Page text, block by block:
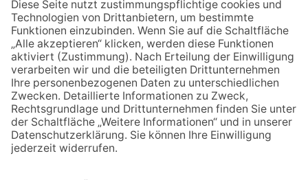
Sommerabend: Der Rettershof
lädt wieder zum Weinfest ein
06.08.2026
Hisamoto und Tölke begeistern
mit Werken von Walter
Wachsmuth
09.07.2026
Wasserampel steht auf Gelb:
Stadt ruft zum Wassersparen
auf